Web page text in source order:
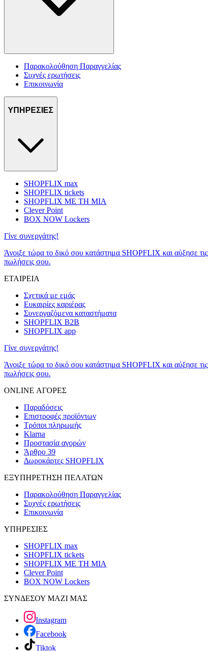
Παρακολούθηση Παραγγελίας
Συχνές ερωτήσεις
Επικοινωνία
ΥΠΗΡΕΣΙΕΣ
SHOPFLIX max
SHOPFLIX tickets
SHOPFLIX ΜΕ ΤΗ ΜΙΑ
Clever Point
BOX NOW Lockers
Γίνε συνεργάτης!
Άνοιξε τώρα το δικό σου κατάστημα SHOPFLIX και αύξησε τις
πωλήσεις σου.
ΕΤΑΙΡΕΙΑ
Σχετικά με εμάς
Ευκαιρίες καριέρας
Συνεργαζόμενα καταστήματα
SHOPFLIX B2B
SHOPFLIX app
Γίνε συνεργάτης!
Άνοιξε τώρα το δικό σου κατάστημα SHOPFLIX και αύξησε τις
πωλήσεις σου.
ONLINE ΑΓΟΡΕΣ
Παραδόσεις
Επιστροφές προϊόντων
Τρόποι πληρωμής
Klarna
Προστασία αγορών
Άρθρο 39
Δωροκάρτες SHOPFLIX
ΕΞΥΠΗΡΕΤΗΣΗ ΠΕΛΑΤΩΝ
Παρακολούθηση Παραγγελίας
Συχνές ερωτήσεις
Επικοινωνία
ΥΠΗΡΕΣΙΕΣ
SHOPFLIX max
SHOPFLIX tickets
SHOPFLIX ΜΕ ΤΗ ΜΙΑ
Clever Point
BOX NOW Lockers
ΣΥΝΔΕΣΟΥ ΜΑΖΙ ΜΑΣ
Instagram
Facebook
Tiktok